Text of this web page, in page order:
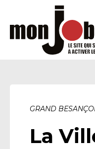
GRAND
La